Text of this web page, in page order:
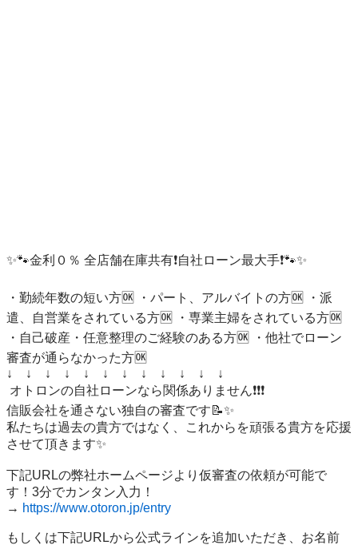
✨🐾金利０％ 全店舗在庫共有❗️自社ローン最大手❗️🐾✨
・勤続年数の短い方🆗 ・パート、アルバイトの方🆗 ・派
遣、自営業をされている方🆗 ・専業主婦をされている方🆗
・自己破産・任意整理のご経験のある方🆗 ・他社でローン
審査が通らなかった方🆗
↓　↓　↓　↓　↓　↓　↓　↓　↓　↓　↓　↓
信販会社を通さない独自の審査です📝✨
私たちは過去の貴方ではなく、これからを頑張る貴方を応援
させて頂きます✨
下記URLの弊社ホームページより仮審査の依頼が可能で
す！3分でカンタン入力！
→ https://www.otoron.jp/entry
もしくは下記URLから公式ラインを追加いただき、お名前